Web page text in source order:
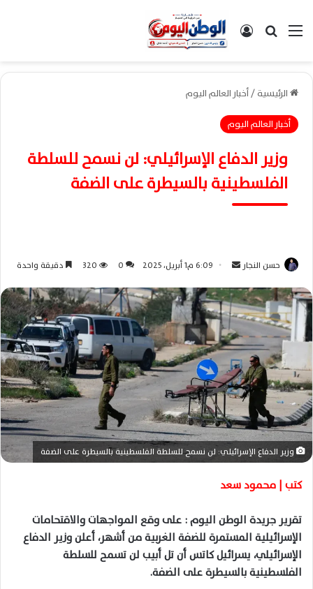
القائمةبحث عن تسجيل الدخول
الرئيسية/أخبار العالم اليوم
أخبار العالم اليوم
وزير الدفاع الإسرائيلي: لن نسمح للسلطة
الفلسطينية بالسيطرة على الضفة
حسن النجار
س
ل
ب
ر
ي
د
ا
إ
ل
ك
ت
ر
ن
ي
ا
6:09 م1 أبريل، 2025 0
320 دقيقة واحدة
وزير الدفاع الإسرائيلي: لن نسمح للسلطة الفلسطينية بالسيطرة على الضفة
كتب | محمود سعد
تقرير جريدة الوطن اليوم : على وقع المواجهات والاقتحامات
الإسرائيلية المستمرة للضفة الغربية من أشهر، أعلن وزير الدفاع
الإسرائيلي، يسرائيل كاتس أن تل أبيب لن تسمح للسلطة
الفلسطينية بالسيطرة على الضفة.